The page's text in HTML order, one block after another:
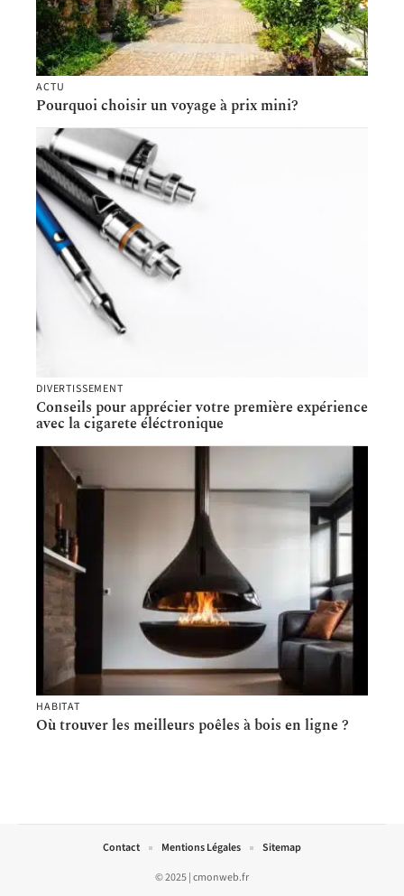
ACTU
Pourquoi choisir un voyage à prix mini?
DIVERTISSEMENT
Conseils pour apprécier votre première expérience
avec la cigarete éléctronique
HABITAT
Où trouver les meilleurs poêles à bois en ligne ?
© 2025 | cmonweb.fr
Contact Mentions Légales Sitemap